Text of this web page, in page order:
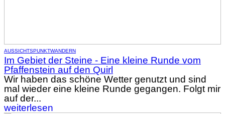
AUSSICHTSPUNKTWANDERN
Im Gebiet der Steine - Eine kleine Runde vom
Pfaffenstein auf den Quirl
Wir haben das schöne Wetter genutzt und sind
mal wieder eine kleine Runde gegangen. Folgt mir
auf der...
weiterlesen